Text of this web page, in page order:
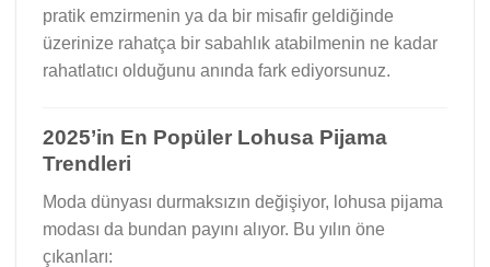
pratik emzirmenin ya da bir misafir geldiğinde
üzerinize rahatça bir sabahlık atabilmenin ne kadar
rahatlatıcı olduğunu anında fark ediyorsunuz.
2025’in En Popüler Lohusa Pijama
Trendleri
Moda dünyası durmaksızın değişiyor, lohusa pijama
modası da bundan payını alıyor. Bu yılın öne
çıkanları: